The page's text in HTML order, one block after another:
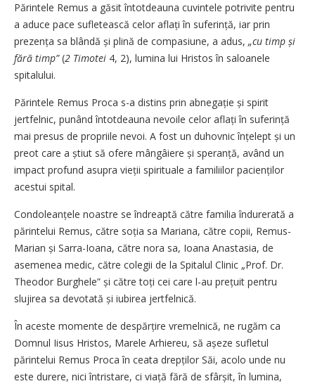
Părintele Remus a găsit întotdeauna cuvintele potrivite pentru
a aduce pace sufletească celor aflați în suferință, iar prin
prezența sa blândă și plină de compasiune, a adus, „cu timp și
fără timp”(2 Timotei 4, 2), lumina lui Hristos în saloanele
spitalului.
Părintele Remus Proca s-a distins prin abnegație și spirit
jertfelnic, punând întotdeauna nevoile celor aflați în suferință
mai presus de propriile nevoi. A fost un duhovnic înțelept și un
preot care a știut să ofere mângâiere și speranță, având un
impact profund asupra vieții spirituale a familiilor pacienților
acestui spital.
Condoleanțele noastre se îndreaptă către familia îndurerată a
părintelui Remus, către soția sa Mariana, către copii, Remus-
Marian și Sarra-Ioana, către nora sa, Ioana Anastasia, de
asemenea medic, către colegii de la Spitalul Clinic „Prof. Dr.
Theodor Burghele” și către toți cei care l-au prețuit pentru
slujirea sa devotată și iubirea jertfelnică.
În aceste momente de despărțire vremelnică, ne rugăm ca
Domnul Iisus Hristos, Marele Arhiereu, să așeze sufletul
părintelui Remus Proca în ceata drepților Săi, acolo unde nu
este durere, nici întristare, ci viață fără de sfârșit, în lumina,